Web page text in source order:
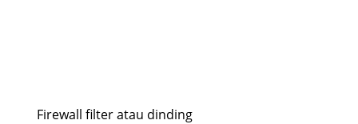
Firewall filter atau dinding